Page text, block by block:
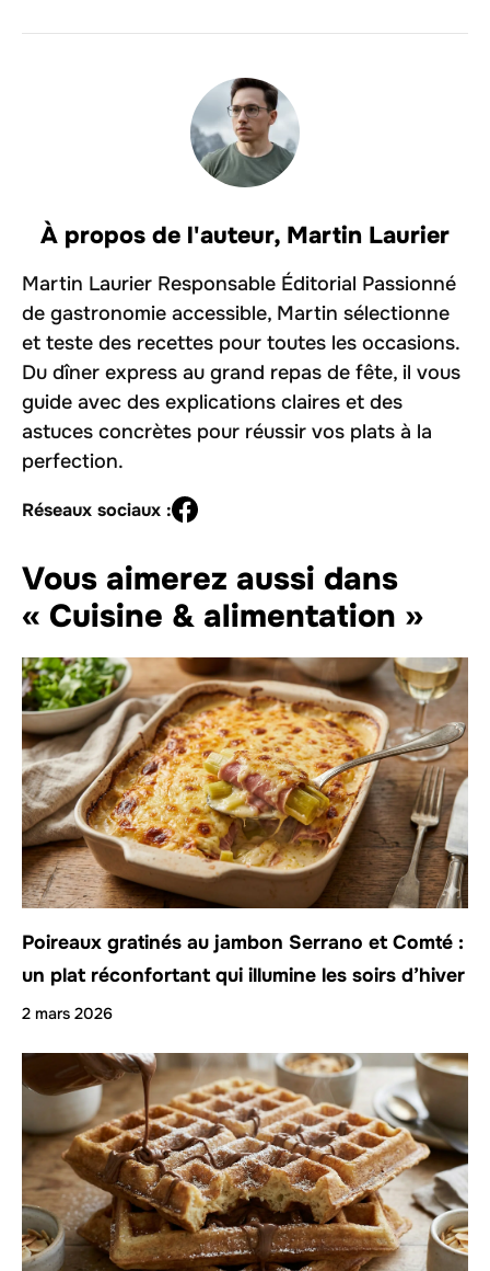
À propos de l'auteur, Martin Laurier
Martin Laurier Responsable Éditorial Passionné
de gastronomie accessible, Martin sélectionne
et teste des recettes pour toutes les occasions.
Du dîner express au grand repas de fête, il vous
guide avec des explications claires et des
astuces concrètes pour réussir vos plats à la
perfection.
Réseaux sociaux :
Vous aimerez aussi dans
« Cuisine & alimentation »
Poireaux gratinés au jambon Serrano et Comté :
un plat réconfortant qui illumine les soirs d’hiver
2 mars 2026